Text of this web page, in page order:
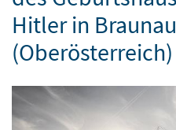
Hitler in Braunau
(Oberösterreich)